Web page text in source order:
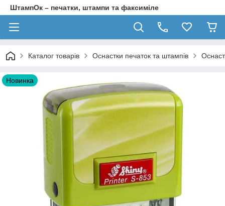
ШтампОк – печатки, штампи та факсиміле
Каталог товарів Оснастки печаток та штампів
Новинка